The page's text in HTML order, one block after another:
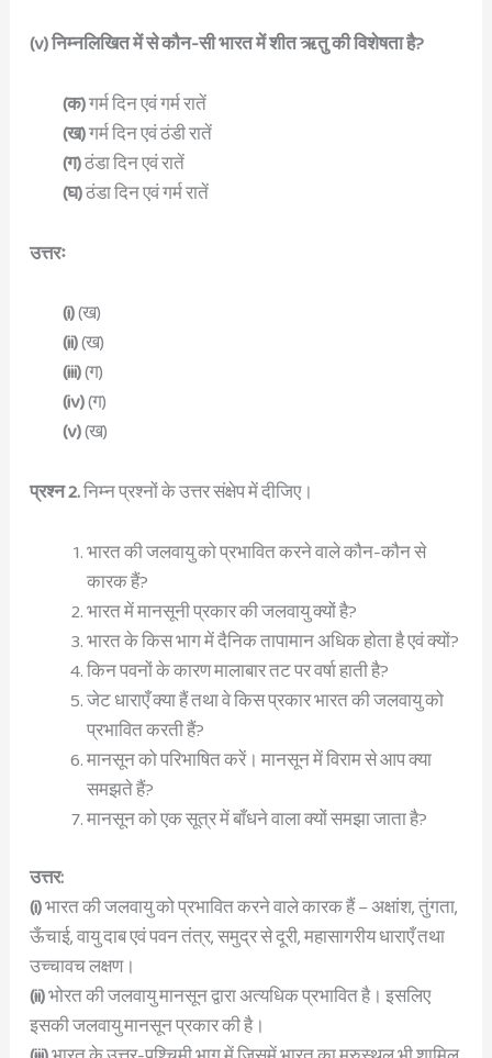
(v) निम्नलिखित में से कौन-सी भारत में शीत ऋतु की विशेषता है?
(क)गर्म दिन एवं गर्म रातें
(ख)गर्म दिन एवं ठंडी रातें
(ग)ठंडा दिन एवं रातें
(घ)ठंडा दिन एवं गर्म रातें
उत्तरः
(i)(ख)
(ii)(ख)
(iii)(ग)
(iv)(ग)
(v)(ख)
प्रश्न 2.निम्न प्रश्नों के उत्तर संक्षेप में दीजिए।
भारत की जलवायु को प्रभावित करने वाले कौन-कौन से
कारक हैं?
भारत में मानसूनी प्रकार की जलवायु क्यों है?
भारत के किस भाग में दैनिक तापामान अधिक होता है एवं क्यों?
किन पवनों के कारण मालाबार तट पर वर्षा हाती है?
जेट धाराएँ क्या हैं तथा वे किस प्रकार भारत की जलवायु को
प्रभावित करती हैं?
मानसून को परिभाषित करें। मानसून में विराम से आप क्या
समझते हैं?
मानसून को एक सूत्र में बाँधने वाला क्यों समझा जाता है?
उत्तर:
(i)भारत की जलवायु को प्रभावित करने वाले कारक हैं – अक्षांश, तुंगता,
ऊँचाई, वायु दाब एवं पवन तंत्र, समुद्र से दूरी, महासागरीय धाराएँ तथा
उच्चावच लक्षण।
(ii)भोरत की जलवायु मानसून द्वारा अत्यधिक प्रभावित है। इसलिए
इसकी जलवायु मानसून प्रकार की है।